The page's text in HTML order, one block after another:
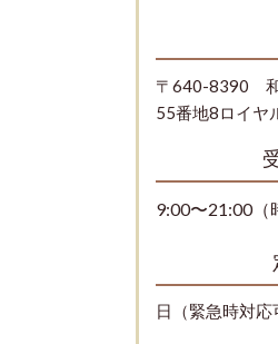
〒640-8390
55番地8ロイヤ
9:00〜21:00（
日（緊急時対応